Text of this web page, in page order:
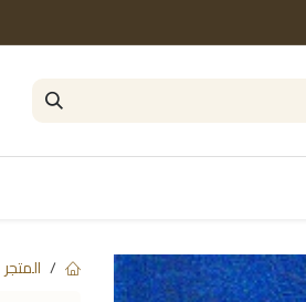
المتجر